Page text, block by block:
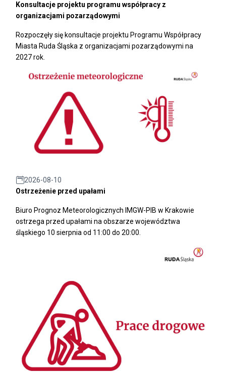
Konsultacje projektu programu współpracy z
organizacjami pozarządowymi
Rozpoczęły się konsultacje projektu Programu Współpracy
Miasta Ruda Śląska z organizacjami pozarządowymi na
2027 rok.
2026-08-10
Ostrzeżenie przed upałami
Biuro Prognoz Meteorologicznych IMGW-PIB w Krakowie
ostrzega przed upałami na obszarze województwa
śląskiego 10 sierpnia od 11:00 do 20:00.